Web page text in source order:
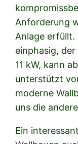
Anforderung
Anlage erfüllt.
einphasig,
11 kW, kann
unterstützt
moderne
uns die
Ein